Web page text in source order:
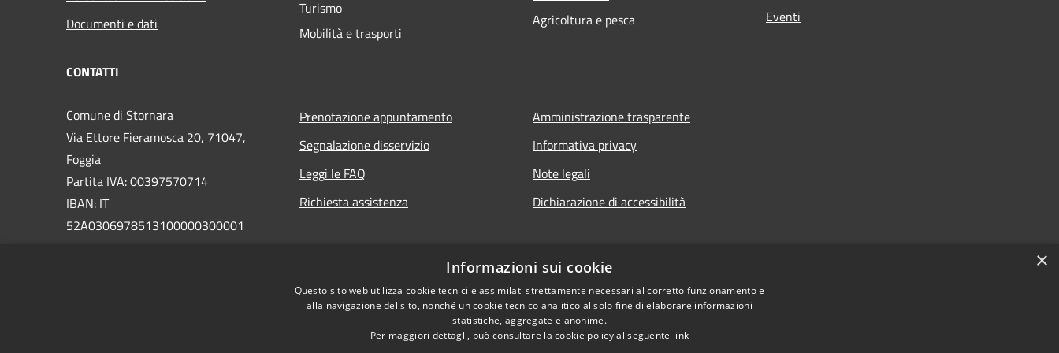
Documenti e dati
Turismo
Mobilità e trasporti
Agricoltura e pesca
Eventi
CONTATTI
Comune di Stornara
Via Ettore Fieramosca 20, 71047,
Foggia
Partita IVA: 00397570714
IBAN: IT
52A0306978513100000300001
Prenotazione appuntamento
Segnalazione disservizio
Leggi le FAQ
Richiesta assistenza
Amministrazione trasparente
Informativa privacy
Note legali
Dichiarazione di accessibilità
×
Informazioni sui cookie
Questo sito web utilizza cookie tecnici e assimilati strettamente necessari al corretto funzionamento e
alla navigazione del sito, nonché un cookie tecnico analitico al solo fine di elaborare informazioni
statistiche, aggregate e anonime.
Per maggiori dettagli, può consultare la cookie policy al seguente link